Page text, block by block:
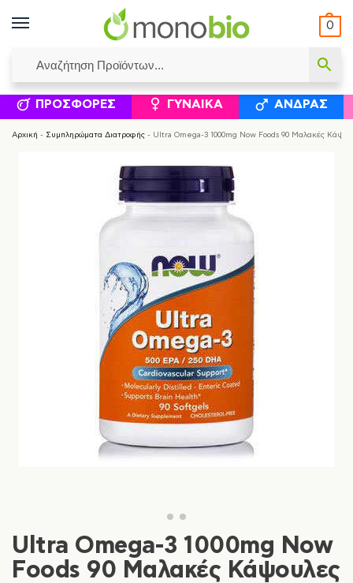
0
ΙΣΟΛΟΓΙΣΜΟΊ ΕΛΕΆΝΝΑ ΧΡΙΣΤΙΝΆΚΗ ΕΠΙΚΟΙΝΩΝΊΑ
ΣΥΜΠΛΗΡΏΜΑΤΑ ΔΙΑΤΡΟΦΉΣ ΦΥΣΙΚΆ
ΠΡΟΣΦΟΡΈΣ ΓΥΝΑΊΚΑ ΆΝΔΡΑΣ
Αρχική - Συμπληρώματα Διατροφής - Ultra Omega-3 1000mg Now Foods 90 Μαλακές
Ultra Omega-3 1000mg Now
Foods 90 Μαλακές Κάψουλες